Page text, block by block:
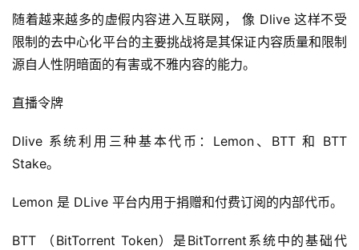
随着越来越多的虚假内容进入互联网， 像 Dlive 这样不受
限制的去中心化平台的主要挑战将是其保证内容质量和限制
源自人性阴暗面的有害或不雅内容的能力。
直播令牌
Dlive 系统利用三种基本代币：Lemon、BTT 和 BTT
Stake。
Lemon 是 DLive 平台内用于捐赠和付费订阅的内部代币。
BTT （BitTorrent Token）是BitTorrent系统中的基础代